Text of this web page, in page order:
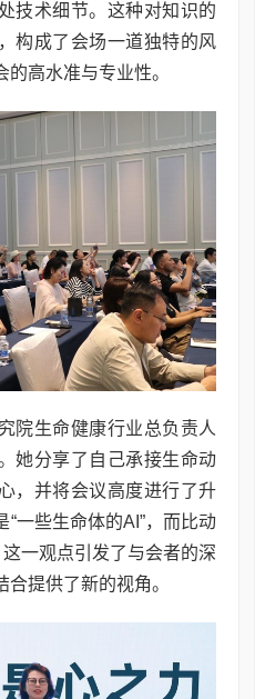
技术细节。这种对知识的
构成了会场一道独特的风
高水准与专业性。
院生命健康行业总负责人
她分享了自己承接生命动
，并将会议高度进行了升
一些生命体的AI”，而比动
一观点引发了与会者的深
提供了新的视角。